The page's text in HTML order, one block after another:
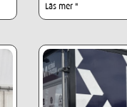
Läs mer "